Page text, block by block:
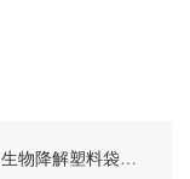
生物降解塑料袋的生物降解材料有哪些